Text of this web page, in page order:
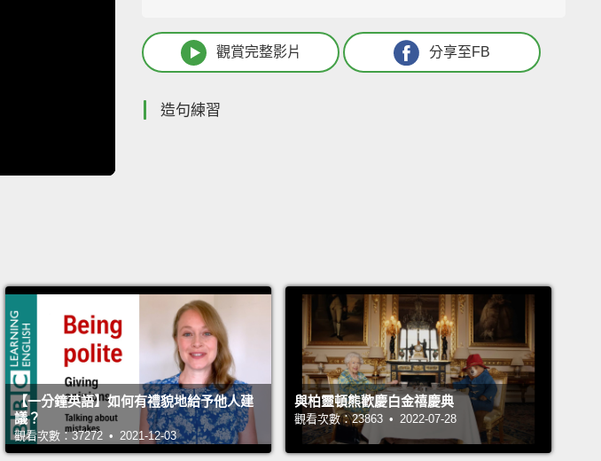
觀賞完整影片 分享至FB
造句練習
【一分鐘英語】如何有禮貌地給予他人建
議？
觀看次數：37272 • 2021-12-03
與柏靈頓熊歡慶白金禧慶典
觀看次數：23863 • 2022-07-28